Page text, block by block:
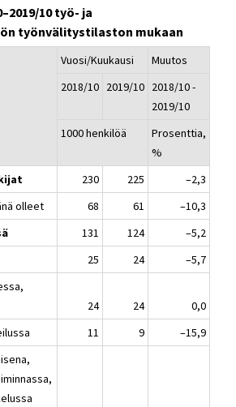
10 työ- ja
työnvälitystilaston mukaan
Vuosi/Kuukausi
Muutos
2018/10 2019/10 2018/10 -
2019/10
1000 henkilöä
Prosenttia,
%
230 225
–2,3
olleet
68 61
–10,3
131 124
–5,2
25 24
–5,7
24 24
0,0
11 9
–15,9